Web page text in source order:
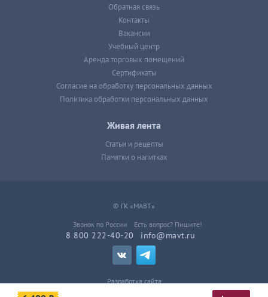
Обратная связь
Контакты
Вакансии
Учебный центр
Аренда торговых помещений
Сертификаты
Согласие на обработку персональных данных
Политика обработки персональных данных
Живая лента
Статьи и рецепты
Памятки о напитках
© ГК «МАВТ»
Звонок по России
8 800 222-40-20
Есть вопрос? Пишите!
info@mavt.ru
Разработка сайта